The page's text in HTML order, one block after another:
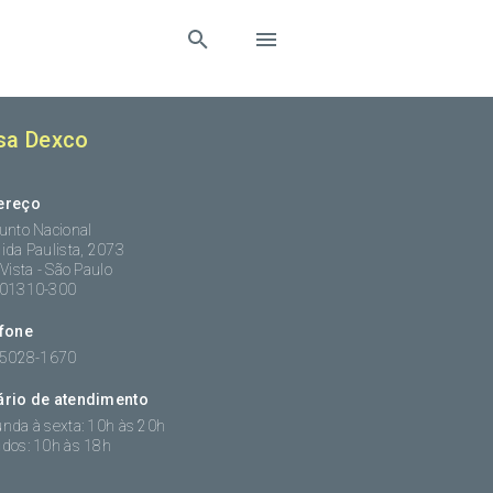
Dexco
Nacional
Paulista, 2073
- São Paulo
300
1670
de atendimento
à sexta: 10h às 20h
10h às 18h